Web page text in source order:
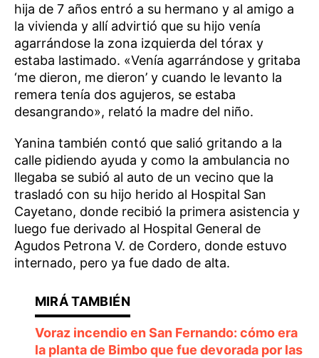
hija de 7 años entró a su hermano y al amigo a
la vivienda y allí advirtió que su hijo venía
agarrándose la zona izquierda del tórax y
estaba lastimado. «Venía agarrándose y gritaba
‘me dieron, me dieron’ y cuando le levanto la
remera tenía dos agujeros, se estaba
desangrando», relató la madre del niño.
Yanina también contó que salió gritando a la
calle pidiendo ayuda y como la ambulancia no
llegaba se subió al auto de un vecino que la
trasladó con su hijo herido al Hospital San
Cayetano, donde recibió la primera asistencia y
luego fue derivado al Hospital General de
Agudos Petrona V. de Cordero, donde estuvo
internado, pero ya fue dado de alta.
Voraz incendio en San Fernando: cómo era
la planta de Bimbo que fue devorada por las